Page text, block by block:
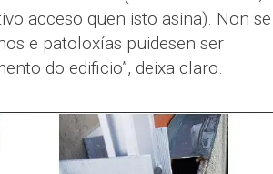
acceso quen isto asina). Non se
e patoloxías puidesen ser
do edificio”, deixa claro.